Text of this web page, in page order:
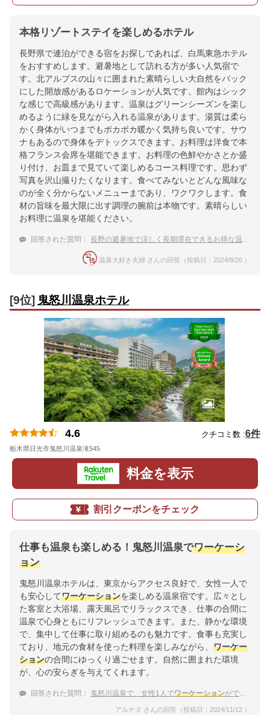
本格リゾートステイを楽しめるホテル
長野県で連泊ができる宿をお探しであれば、白馬東急ホテル
をおすすめします。避暑地として訪れる方が多い人気宿で
す。北アルプスの山々に囲まれた素晴らしい大自然をバック
にした開放感があるロケーションが人気です。館内はシック
な感じで高級感があります。温泉はグリーンシーズンを楽し
めるように緑を見ながら入れる温泉があります。湯質は柔ら
かく身体がいつまでもポカポカ暖かく気持ち良いです。サウ
ナもあるので身体をデトックスできます。お料理は洋食で本
格フランス会席を堪能できます。お料理の色鮮やかさとか盛
り付け、お皿まで見ていて楽しめるコース料理です。思わず
写真を沢山撮りたくなります。食べてみないとどんな風味な
のが全く分からないメニューまであり、ワクワクします。食
材の旨味を最大限に出す調理の腕前は本物です。素晴らしい
お料理に温泉を堪能ください。
回答された質問： 長野の避暑地で涼しく長期滞在できるお得な温泉宿
温泉大好き夫婦 さんの回答（投稿日：2024/8/26 ）
[9位] 鬼怒川温泉ホテル
4.6 クチコミ数 :6件
栃木県日光市鬼怒川温泉滝545
料金を表示
割引クーポンをチェック
仕事も温泉も楽しめる！鬼怒川温泉でワーケーシ
ョン
鬼怒川温泉ホテルは、東京からアクセス良好で、女性一人で
も安心してワーケーションを楽しめる温泉宿です。広々とし
た客室と大浴場、露天風呂でリラックスでき、仕事の合間に
温泉で心身ともにリフレッシュできます。また、静かな環境
で、集中して仕事に取り組めるのも魅力です。食事も充実し
ており、地元の食材を使った料理を楽しみながら、 ワーケー
ションの合間にゆっくり過ごせます。自然に囲まれた環境
が、心の安らぎを与えてくれます。
回答された質問： 鬼怒川温泉で、女性1人でワーケーションができるおすすめの温泉宿を教えてください
アルナヌ さんの回答（投稿日：2024/11/12 ）